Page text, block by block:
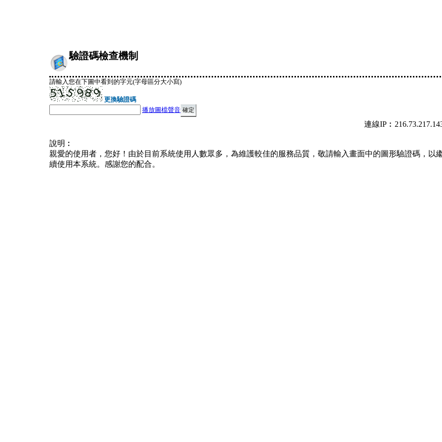
驗證碼檢查機制
請輸入您在下圖中看到的字元(字母區分大小寫)
更換驗證碼
播放圖檔聲音
連線
說明︰
親愛的使用者，您好！由於目前系統使用人數眾多，為維護較佳的服務品質，敬請輸入畫面中的圖形驗證碼，以
續使用本系統。感謝您的配合。